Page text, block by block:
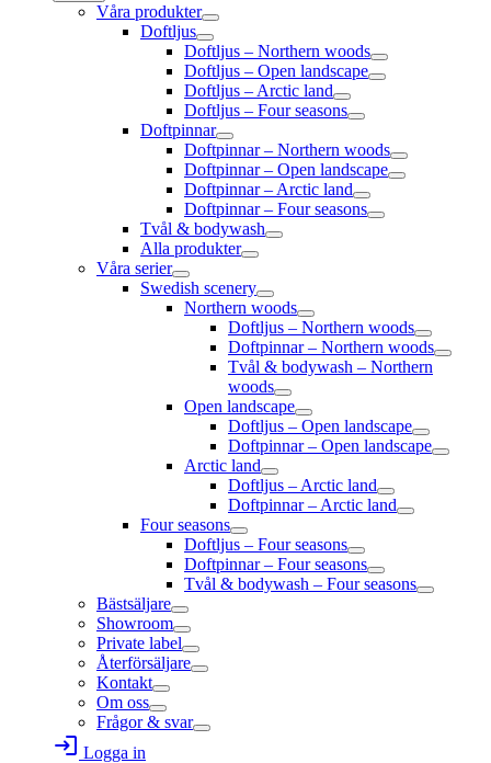
Våra produkter
Doftljus
Doftljus – Northern woods
Doftljus – Open landscape
Doftljus – Arctic land
Doftljus – Four seasons
Doftpinnar
Doftpinnar – Northern woods
Doftpinnar – Open landscape
Doftpinnar – Arctic land
Doftpinnar – Four seasons
Tvål & bodywash
Alla produkter
Våra serier
Swedish scenery
Northern woods
Doftljus – Northern woods
Doftpinnar – Northern woods
Tvål & bodywash – Northern
woods
Open landscape
Doftljus – Open landscape
Doftpinnar – Open landscape
Arctic land
Doftljus – Arctic land
Doftpinnar – Arctic land
Four seasons
Doftljus – Four seasons
Doftpinnar – Four seasons
Tvål & bodywash – Four seasons
Bästsäljare
Showroom
Private label
Återförsäljare
Kontakt
Om oss
Frågor & svar
login Logga in